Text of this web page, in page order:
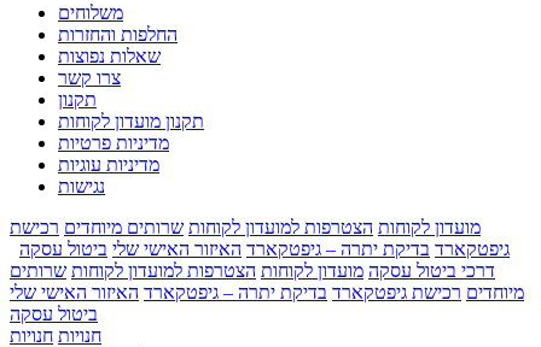
משלוחים
החלפות והחזרות
שאלות נפוצות
צרו קשר
תקנון
תקנון מועדון לקוחות
מדיניות פרטיות
מדיניות עוגיות
נגישות
מועדון לקוחות הצטרפות למועדון לקוחות שרותים מיוחדים רכישת
גיפטקארד בדיקת יתרה – גיפטקארד האיזור האישי שלי ביטול עסקה
דרכי ביטול עסקה מועדון לקוחות הצטרפות למועדון לקוחות שרותים
מיוחדים רכישת גיפטקארד בדיקת יתרה – גיפטקארד האיזור האישי שלי
ביטול עסקה
חנויות חנויות